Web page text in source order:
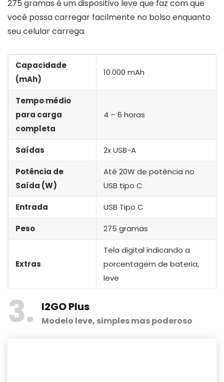
275 gramas é um dispositivo leve que faz com que
você possa carregar facilmente no bolso enquanto
seu celular carrega.
Capacidade
(mAh)
10.000 mAh
Tempo médio
para carga
completa
4 – 6 horas
Saídas 2x USB-A
Potência de
Saída (W)
Até 20W de potência no
USB tipo C
Entrada USB Tipo C
Peso 275 gramas
Extras
Tela digital indicando a
porcentagem de bateria,
leve
3 I2GO Plus
Modelo leve, simples mas poderoso